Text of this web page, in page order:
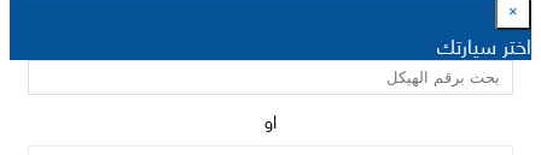
×
اختر سيارتك
او